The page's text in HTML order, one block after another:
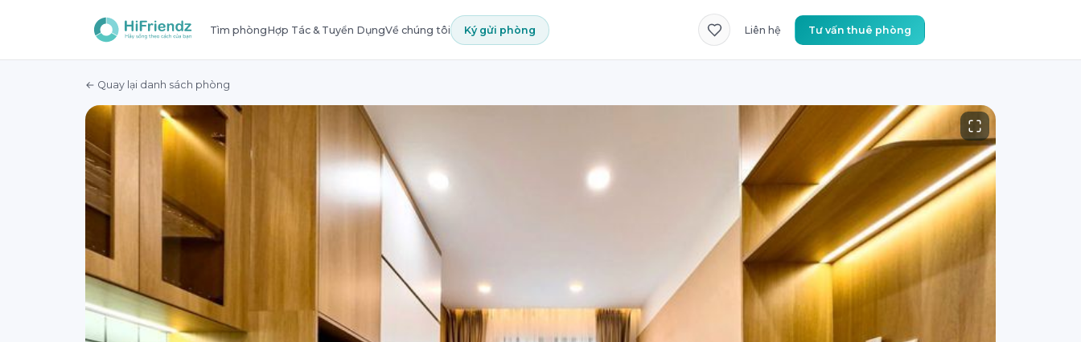
Tìm phòngHợp Tác & Tuyển DụngVề chúng tôi Ký gửi phòng Liên hệ Tư vấn thuê phòng
← Quay lại danh sách phòng